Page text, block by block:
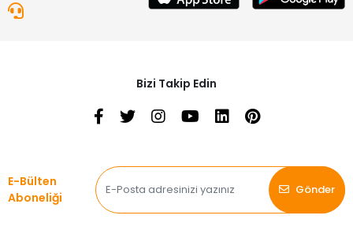
Bizi Takip Edin
E-Bülten
Aboneliği
Gönder